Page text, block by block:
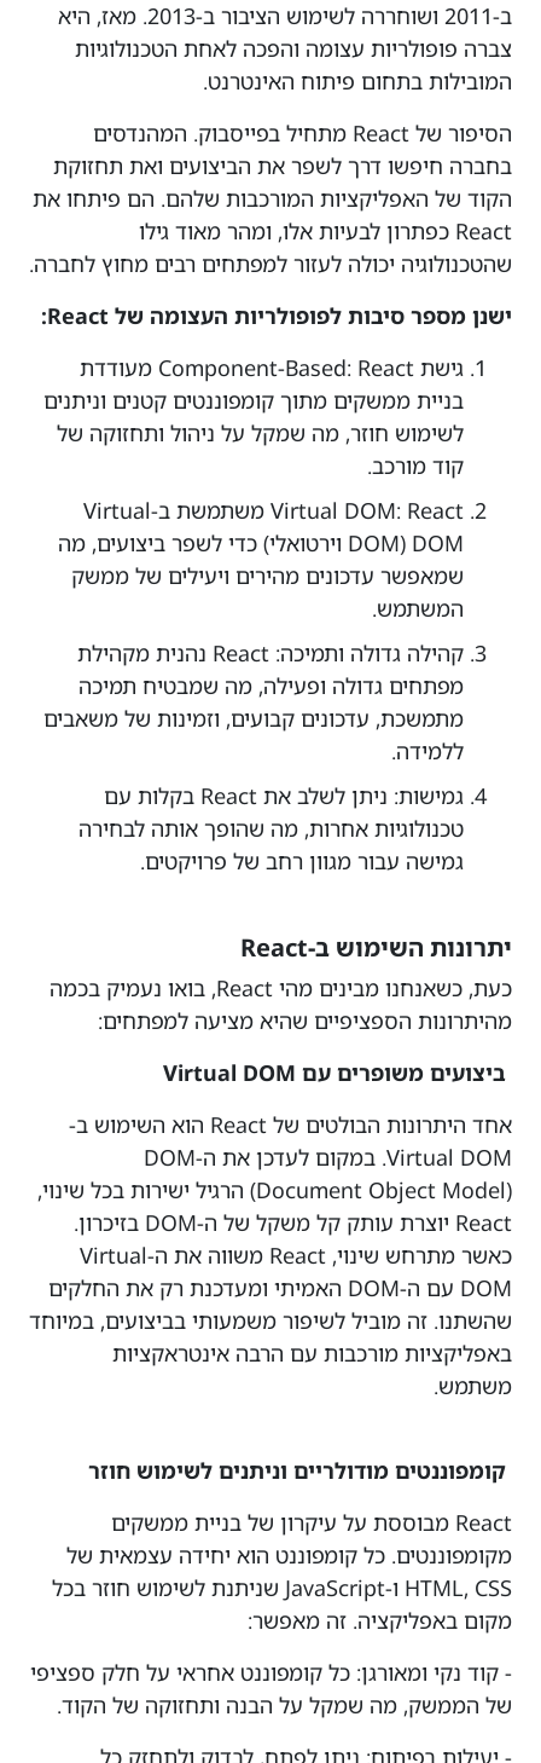
ב-2011 ושוחררה לשימוש הציבור ב-2013. מאז, היא
צברה פופולריות עצומה והפכה לאחת הטכנולוגיות
המובילות בתחום פיתוח האינטרנט.
הסיפור של React מתחיל בפייסבוק. המהנדסים
בחברה חיפשו דרך לשפר את הביצועים ואת תחזוקת
הקוד של האפליקציות המורכבות שלהם. הם פיתחו את
React כפתרון לבעיות אלו, ומהר מאוד גילו
שהטכנולוגיה יכולה לעזור למפתחים רבים מחוץ לחברה.
ישנן מספר סיבות לפופולריות העצומה של React:
גישת Component-Based: React מעודדת
בניית ממשקים מתוך קומפוננטים קטנים וניתנים
לשימוש חוזר, מה שמקל על ניהול ותחזוקה של
קוד מורכב.
Virtual DOM: React משתמשת ב-Virtual
DOM (DOM וירטואלי) כדי לשפר ביצועים, מה
שמאפשר עדכונים מהירים ויעילים של ממשק
המשתמש.
קהילה גדולה ותמיכה: React נהנית מקהילת
מפתחים גדולה ופעילה, מה שמבטיח תמיכה
מתמשכת, עדכונים קבועים, וזמינות של משאבים
ללמידה.
גמישות: ניתן לשלב את React בקלות עם
טכנולוגיות אחרות, מה שהופך אותה לבחירה
גמישה עבור מגוון רחב של פרויקטים.
יתרונות השימוש ב-React
כעת, כשאנחנו מבינים מהי React, בואו נעמיק בכמה
מהיתרונות הספציפיים שהיא מציעה למפתחים:
ביצועים משופרים עם Virtual DOM
אחד היתרונות הבולטים של React הוא השימוש ב-
Virtual DOM. במקום לעדכן את ה-DOM
(Document Object Model) הרגיל ישירות בכל שינוי,
React יוצרת עותק קל משקל של ה-DOM בזיכרון.
כאשר מתרחש שינוי, React משווה את ה-Virtual
DOM עם ה-DOM האמיתי ומעדכנת רק את החלקים
שהשתנו. זה מוביל לשיפור משמעותי בביצועים, במיוחד
באפליקציות מורכבות עם הרבה אינטראקציות
משתמש.
קומפוננטים מודולריים וניתנים לשימוש חוזר
React מבוססת על עיקרון של בניית ממשקים
מקומפוננטים. כל קומפוננט הוא יחידה עצמאית של
HTML, CSS ו-JavaScript שניתנת לשימוש חוזר בכל
מקום באפליקציה. זה מאפשר:
- קוד נקי ומאורגן: כל קומפוננט אחראי על חלק ספציפי
של הממשק, מה שמקל על הבנה ותחזוקה של הקוד.